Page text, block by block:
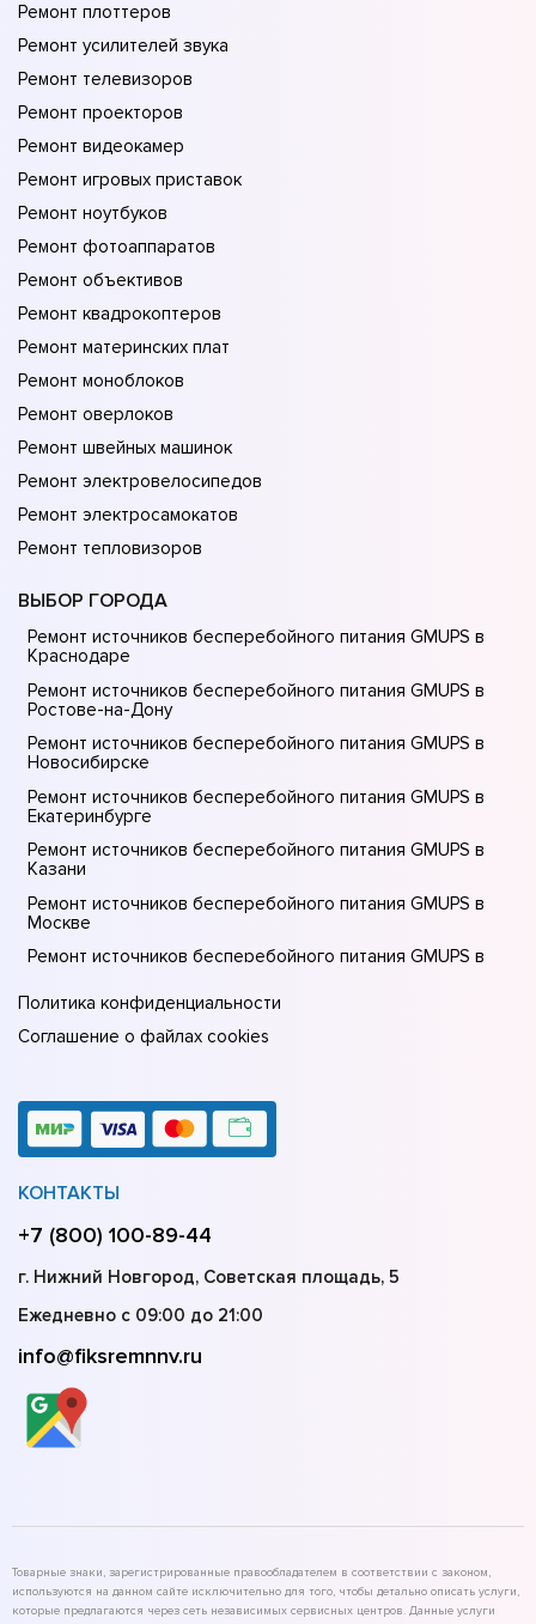
Ремонт плоттеров
Ремонт усилителей звука
Ремонт телевизоров
Ремонт проекторов
Ремонт видеокамер
Ремонт игровых приставок
Ремонт ноутбуков
Ремонт фотоаппаратов
Ремонт объективов
Ремонт квадрокоптеров
Ремонт материнских плат
Ремонт моноблоков
Ремонт оверлоков
Ремонт швейных машинок
Ремонт электровелосипедов
Ремонт электросамокатов
Ремонт тепловизоров
ВЫБОР ГОРОДА
Ремонт источников бесперебойного питания GMUPS в
Краснодаре
Ремонт источников бесперебойного питания GMUPS в
Ростове-на-Донy
Ремонт источников бесперебойного питания GMUPS в
Новосибирске
Ремонт источников бесперебойного питания GMUPS в
Екатеринбурге
Ремонт источников бесперебойного питания GMUPS в
Казани
Ремонт источников бесперебойного питания GMUPS в
Москве
Ремонт источников бесперебойного питания GMUPS в
Политика конфиденциальности
Соглашение о файлах cookies
КОНТАКТЫ
+7 (800) 100-89-44
г. Нижний Новгород, Советская площадь, 5
Ежедневно с 09:00 до 21:00
info@fiksremnnv.ru
Товарные знаки, зарегистрированные правообладателем в соответствии с законом,
используются на данном сайте исключительно для того, чтобы детально описать услуги,
которые предлагаются через сеть независимых сервисных центров. Данные услуги